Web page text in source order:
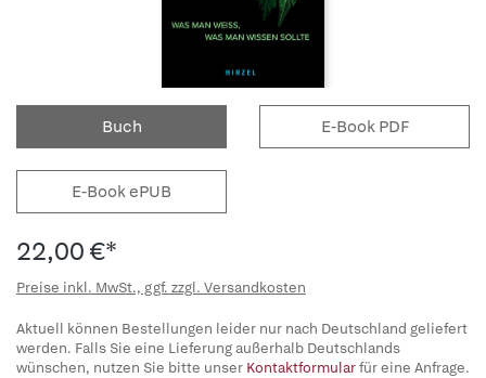
Buch E-Book PDF
E-Book ePUB
22,00 €*
Preise inkl. MwSt., ggf. zzgl. Versandkosten
Aktuell können Bestellungen leider nur nach Deutschland geliefert
werden. Falls Sie eine Lieferung außerhalb Deutschlands
wünschen, nutzen Sie bitte unser Kontaktformularfür eine Anfrage.